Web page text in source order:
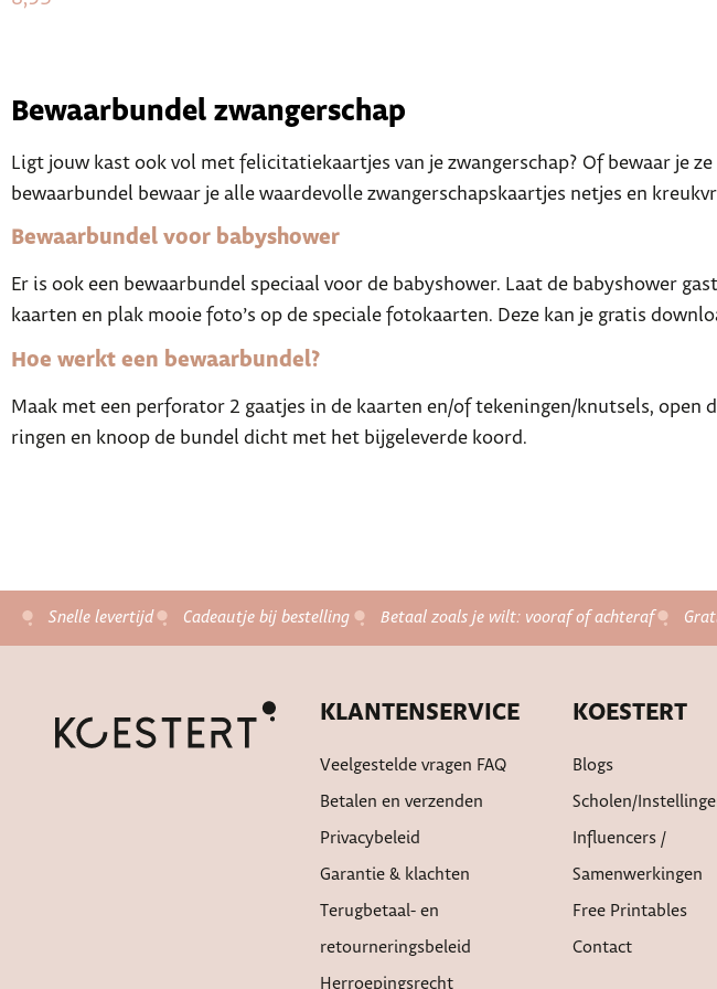
Bewaarbundel zwangerschap
Ligt jouw kast ook vol met felicitatiekaartjes van je zwangerschap? Of bewaar je
bewaarbundel bewaar je alle waardevolle zwangerschapskaartjes netjes en
Bewaarbundel voor babyshower
Er is ook een bewaarbundel speciaal voor de babyshower. Laat de babyshower
kaarten en plak mooie foto’s op de speciale fotokaarten. Deze kan je gratis
Hoe werkt een bewaarbundel?
Maak met een perforator 2 gaatjes in de kaarten en/of tekeningen/knutsels, open
ringen en knoop de bundel dicht met het bijgeleverde koord.
Snelle levertijd Cadeautje bij bestelling Betaal zoals je wilt: vooraf of achteraf
KLANTENSERVICE
Veelgestelde vragen FAQ
Betalen en verzenden
Privacybeleid
Garantie & klachten
Terugbetaal- en
retourneringsbeleid
Herroepingsrecht
KOESTERT
Blogs
Scholen/
Influencers /
Samenwerkingen
Free Printables
Contact